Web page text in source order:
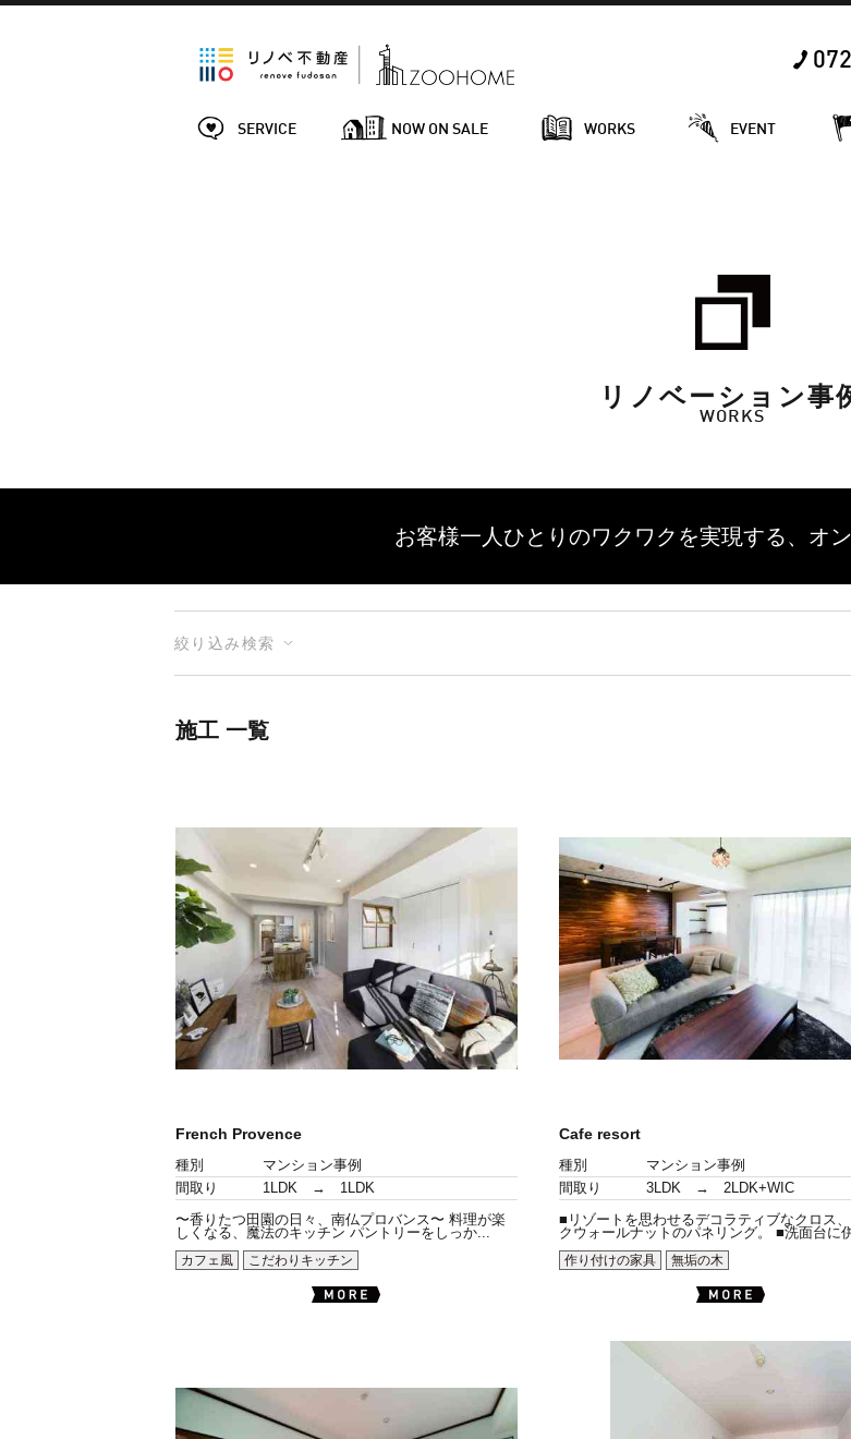
SERVICE NOW ON SALE WORKS EVENT
リノベーション事
WORKS
お客様一人ひとりのワクワクを実現する、 オ
絞り込み検索
施工 一覧
French Provence
種別
マンション事例
間取り
1LDK → 1LDK
〜香りたつ田園の日々、南仏プロバンス〜 料理が楽
しくなる、魔法のキッチン パントリーをしっか...
カフェ風
こだわりキッチン
Cafe resort
種別
マンション事例
間取り
3LDK → 2LDK+WIC
■リゾートを思わせるデコラティブなクロス
クウォールナットのパネリング。 ■洗面台に
作り付けの家具
無垢の木